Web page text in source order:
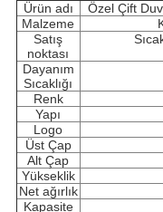
Ürün adı
Özel Çift
Malzeme
Satış
noktası
Dayanım
Sıcaklığı
Renk
Yapı
Logo
Üst Çap
Alt Çap
Yükseklik
Net ağırlık
Kapasite